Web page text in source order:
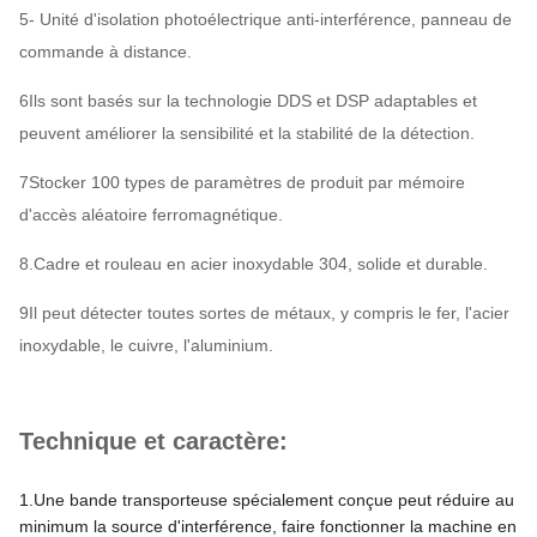
5- Unité d'isolation photoélectrique anti-interférence, panneau de
commande à distance.
6Ils sont basés sur la technologie DDS et DSP adaptables et
peuvent améliorer la sensibilité et la stabilité de la détection.
7Stocker 100 types de paramètres de produit par mémoire
d'accès aléatoire ferromagnétique.
8.Cadre et rouleau en acier inoxydable 304, solide et durable.
9Il peut détecter toutes sortes de métaux, y compris le fer, l'acier
inoxydable, le cuivre, l'aluminium.
Technique et caractère:
1. Une bande transporteuse spécialement conçue peut réduire au
minimum la source d'interférence, faire fonctionner la machine en